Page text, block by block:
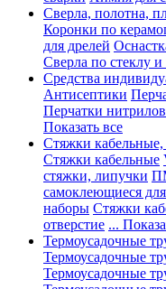
Сверла, полотна,
Коронки по
для дрелей
Сверла по стеклу
Средства
Антисептики
Перчатки
Показать все
Стяжки
Стяжки кабельные
стяжки, липучки
самоклеющиеся
наборы Стяжки
отверстие ...
Термоусадочные
Термоусадочные
Термоусадочные